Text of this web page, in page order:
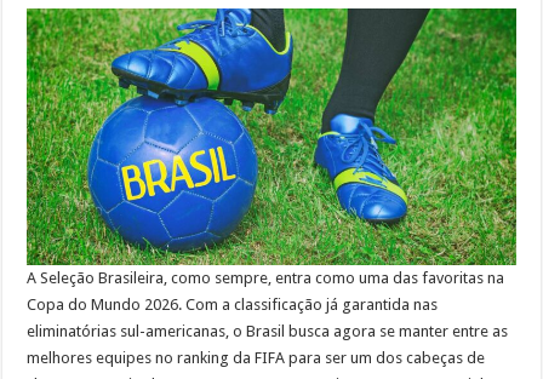
A Seleção Brasileira, como sempre, entra como uma das favoritas na
Copa do Mundo 2026. Com a classificação já garantida nas
eliminatórias sul-americanas, o Brasil busca agora se manter entre as
melhores equipes no ranking da FIFA para ser um dos cabeças de